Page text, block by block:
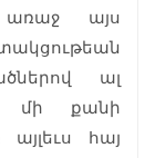
այս
ալ
մի քանի
հայ